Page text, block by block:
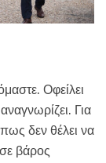
Οφείλει
Για
δεν θέλει να
βάρος